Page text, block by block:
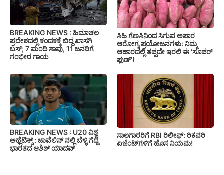
BREAKING NEWS : ಹಿಮಾಚಲ
ಪ್ರದೇಶದಲ್ಲಿ ಕಂದಕಕ್ಕೆ ಬಿದ್ದ ಖಾಸಗಿ
ಬಸ್; 7 ಮಂದಿ ಸಾವು, 11 ಜನರಿಗೆ
ಗಂಭೀರ ಗಾಯ
ಸಿಹಿ ಗೆಣಸಿನಿಂದ ಸಿಗುವ ಅಪಾರ
ಆರೋಗ್ಯ ಪ್ರಯೋಜನಗಳು: ನಿಮ್ಮ
ಆಹಾರದಲ್ಲಿ ತಪ್ಪದೇ ಇರಲಿ ಈ ‘ಸೂಪರ್
ಫುಡ್’!
BREAKING NEWS : U20 ವಿಶ್ವ
ಅಥ್ಲೆಟಿಕ್ಸ್‌ : ಜಾವೆಲಿನ್ ನಲ್ಲಿ ಬೆಳ್ಳಿ ಗೆದ್ದ
ಭಾರತದ ಆಶಿಶ್ ಯಾದವ್
ಸಾಲಗಾರರಿಗೆ RBI ರಿಲೀಫ್‌: ರಿಕವರಿ
ಏಜೆಂಟ್‌ಗಳಿಗೆ ಹೊಸ ನಿಯಮ!